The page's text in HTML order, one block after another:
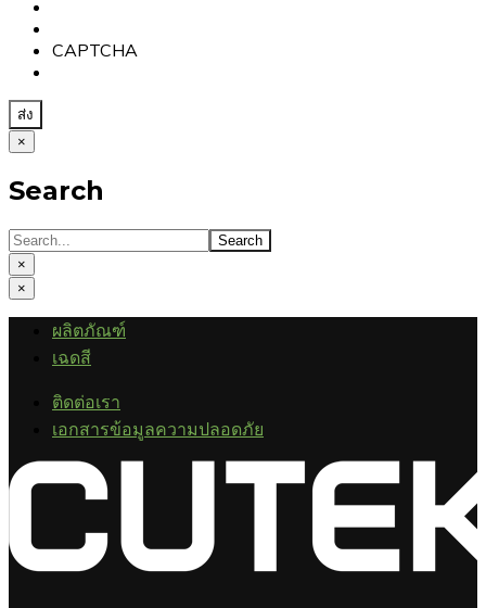
CAPTCHA
×
Search
×
×
ผลิตภัณฑ์
เฉดสี
ติดต่อเรา
เอกสารข้อมูลความปลอดภัย